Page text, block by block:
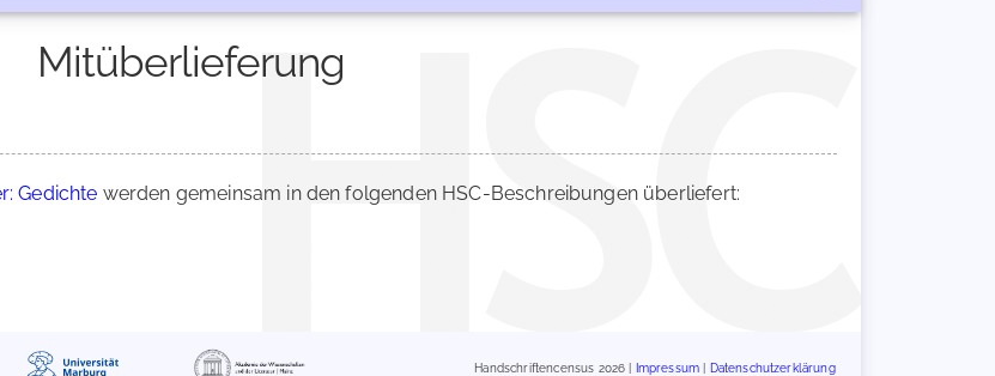
Mitüberlieferung
Gedichte werden gemeinsam in den folgenden HSC-Beschreibungen überliefert:
Handschriftencensus 2026 | Impressum Datenschutzerklärung